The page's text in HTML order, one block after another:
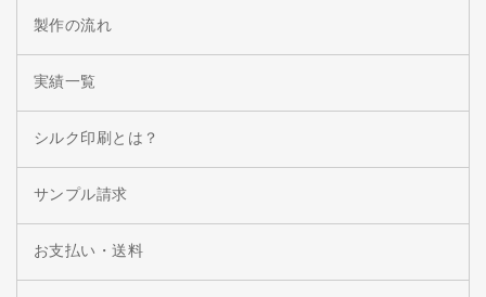
製作の流れ
実績一覧
シルク印刷とは？
サンプル請求
お支払い・送料